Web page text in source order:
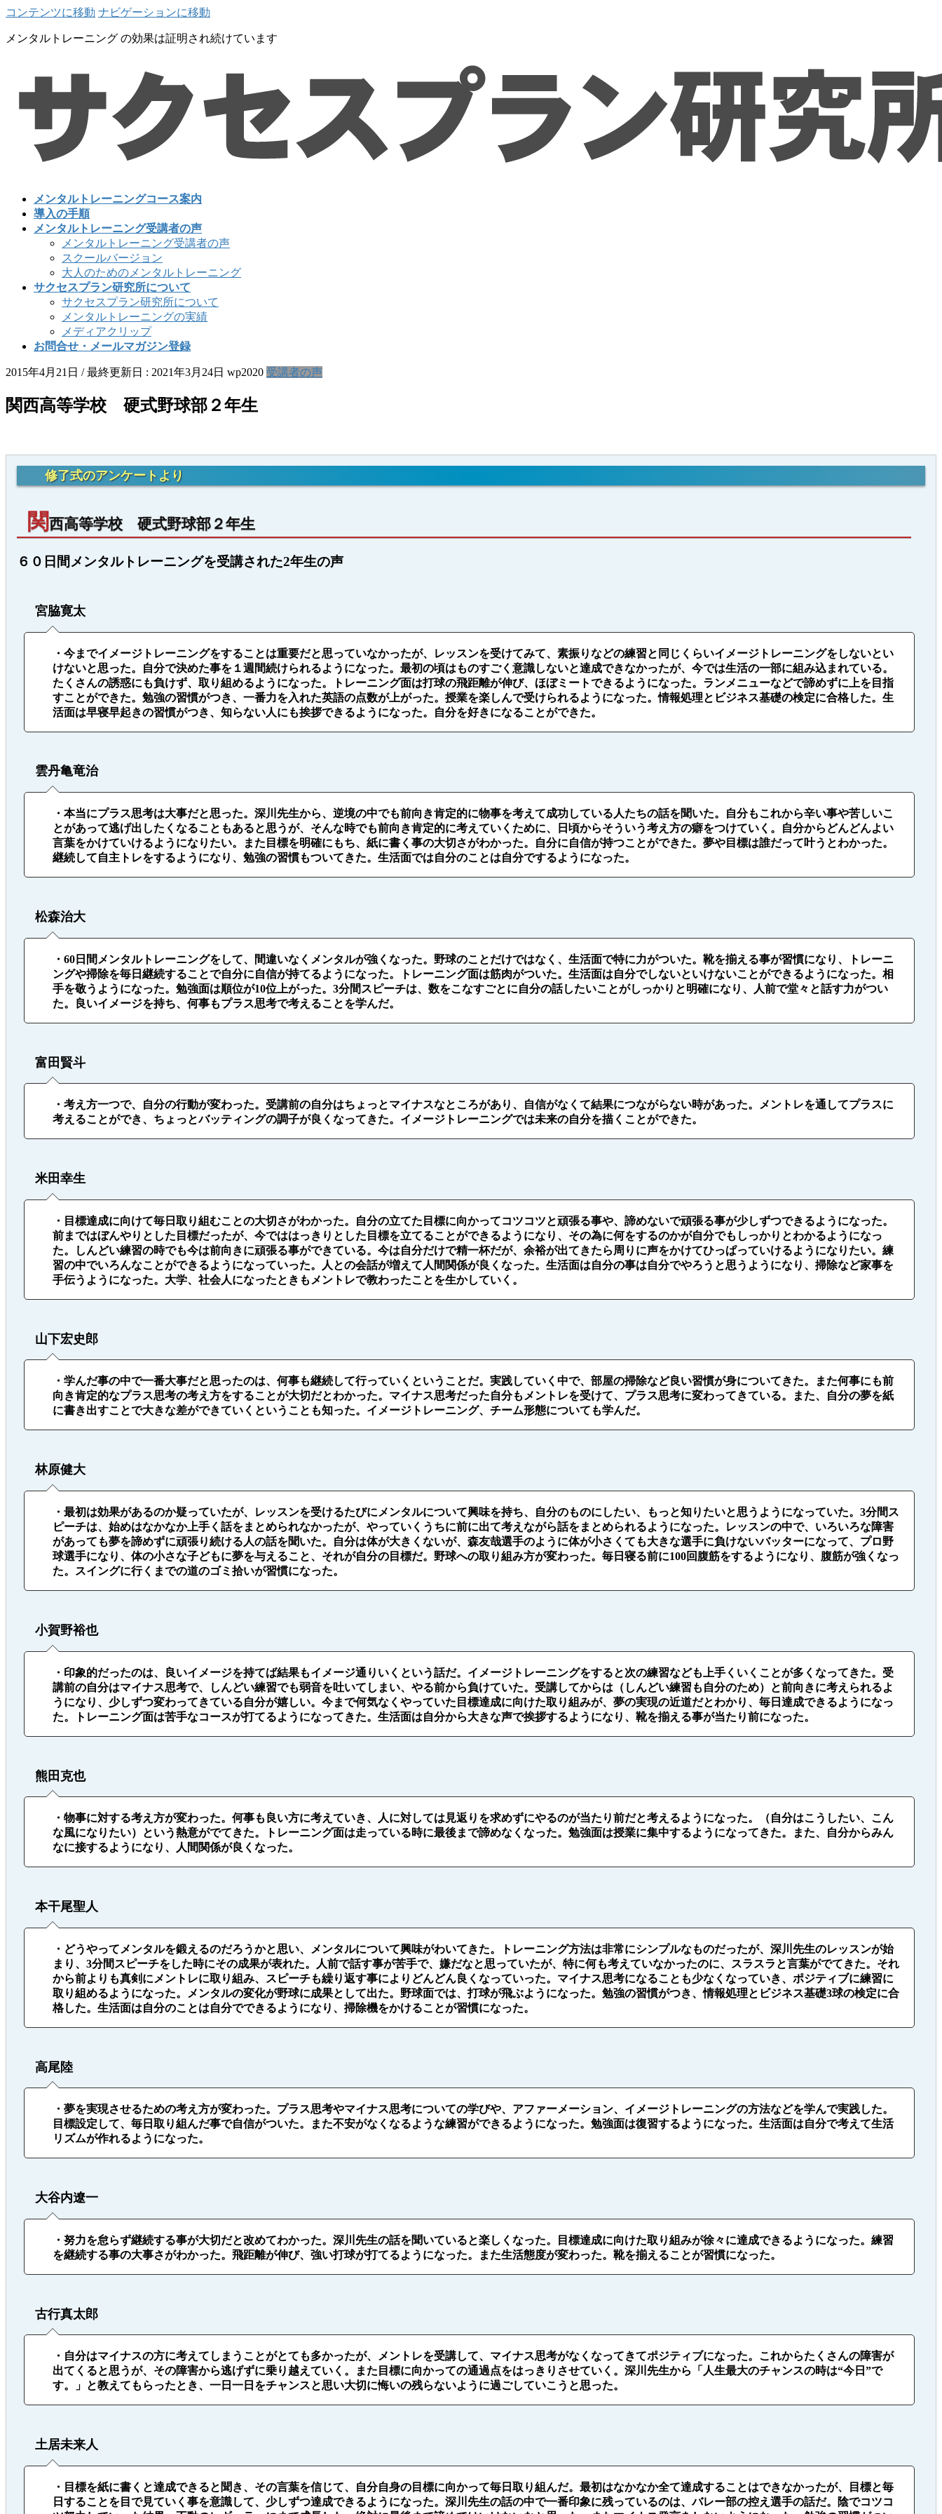
コンテンツに移動 ナビゲーションに移動
メンタルトレーニング の効果は証明され続けています
メンタルトレーニングコース案内
導入の手順
メンタルトレーニング受講者の声
メンタルトレーニング受講者の声
スクールバージョン
大人のためのメンタルトレーニング
サクセスプラン研究所について
サクセスプラン研究所について
メンタルトレーニングの実績
メディアクリップ
お問合せ・メールマガジン登録
2015年4月21日 / 最終更新日 : 2021年3月24日 wp2020 受講者の声
関西高等学校 硬式野球部２年生
修了式のアンケートより
関西高等学校 硬式野球部２年生
６０日間メンタルトレーニングを受講された2年生の声
宮脇寛太
・今までイメージトレーニングをすることは重要だと思っていなかったが、レッスンを受けてみて、素振りなどの練習と同じくらいイメージトレーニングをしないとい
けないと思った。自分で決めた事を１週間続けられるようになった。最初の頃はものすごく意識しないと達成できなかったが、今では生活の一部に組み込まれている。
たくさんの誘惑にも負けず、取り組めるようになった。トレーニング面は打球の飛距離が伸び、ほぼミートできるようになった。ランメニューなどで諦めずに上を目指
すことができた。勉強の習慣がつき、一番力を入れた英語の点数が上がった。授業を楽しんで受けられるようになった。情報処理とビジネス基礎の検定に合格した。生
活面は早寝早起きの習慣がつき、知らない人にも挨拶できるようになった。自分を好きになることができた。
雲丹亀竜治
・本当にプラス思考は大事だと思った。深川先生から、逆境の中でも前向き肯定的に物事を考えて成功している人たちの話を聞いた。自分もこれから辛い事や苦しいこ
とがあって逃げ出したくなることもあると思うが、そんな時でも前向き肯定的に考えていくために、日頃からそういう考え方の癖をつけていく。自分からどんどんよい
言葉をかけていけるようになりたい。また目標を明確にもち、紙に書く事の大切さがわかった。自分に自信が持つことができた。夢や目標は誰だって叶うとわかった。
継続して自主トレをするようになり、勉強の習慣もついてきた。生活面では自分のことは自分でするようになった。
松森治大
・60日間メンタルトレーニングをして、間違いなくメンタルが強くなった。野球のことだけではなく、生活面で特に力がついた。靴を揃える事が習慣になり、トレーニ
ングや掃除を毎日継続することで自分に自信が持てるようになった。トレーニング面は筋肉がついた。生活面は自分でしないといけないことができるようになった。相
手を敬うようになった。勉強面は順位が10位上がった。3分間スピーチは、数をこなすごとに自分の話したいことがしっかりと明確になり、人前で堂々と話す力がつい
た。良いイメージを持ち、何事もプラス思考で考えることを学んだ。
富田賢斗
・考え方一つで、自分の行動が変わった。受講前の自分はちょっとマイナスなところがあり、自信がなくて結果につながらない時があった。メントレを通してプラスに
考えることができ、ちょっとバッティングの調子が良くなってきた。イメージトレーニングでは未来の自分を描くことができた。
米田幸生
・目標達成に向けて毎日取り組むことの大切さがわかった。自分の立てた目標に向かってコツコツと頑張る事や、諦めないで頑張る事が少しずつできるようになった。
前まではぼんやりとした目標だったが、今でははっきりとした目標を立てることができるようになり、その為に何をするのかが自分でもしっかりとわかるようになっ
た。しんどい練習の時でも今は前向きに頑張る事ができている。今は自分だけで精一杯だが、余裕が出てきたら周りに声をかけてひっぱっていけるようになりたい。練
習の中でいろんなことができるようになっていった。人との会話が増えて人間関係が良くなった。生活面は自分の事は自分でやろうと思うようになり、掃除など家事を
手伝うようになった。大学、社会人になったときもメントレで教わったことを生かしていく。
山下宏史郎
・学んだ事の中で一番大事だと思ったのは、何事も継続して行っていくということだ。実践していく中で、部屋の掃除など良い習慣が身についてきた。また何事にも前
向き肯定的なプラス思考の考え方をすることが大切だとわかった。マイナス思考だった自分もメントレを受けて、プラス思考に変わってきている。また、自分の夢を紙
に書き出すことで大きな差ができていくということも知った。イメージトレーニング、チーム形態についても学んだ。
林原健大
・最初は効果があるのか疑っていたが、レッスンを受けるたびにメンタルについて興味を持ち、自分のものにしたい、もっと知りたいと思うようになっていた。3分間ス
ピーチは、始めはなかなか上手く話をまとめられなかったが、やっていくうちに前に出て考えながら話をまとめられるようになった。レッスンの中で、いろいろな障害
があっても夢を諦めずに頑張り続ける人の話を聞いた。自分は体が大きくないが、森友哉選手のように体が小さくても大きな選手に負けないバッターになって、プロ野
球選手になり、体の小さな子どもに夢を与えること、それが自分の目標だ。野球への取り組み方が変わった。毎日寝る前に100回腹筋をするようになり、腹筋が強くなっ
た。スイングに行くまでの道のゴミ拾いが習慣になった。
小賀野裕也
・印象的だったのは、良いイメージを持てば結果もイメージ通りいくという話だ。イメージトレーニングをすると次の練習なども上手くいくことが多くなってきた。受
講前の自分はマイナス思考で、しんどい練習でも弱音を吐いてしまい、やる前から負けていた。受講してからは（しんどい練習も自分のため）と前向きに考えられるよ
うになり、少しずつ変わってきている自分が嬉しい。今まで何気なくやっていた目標達成に向けた取り組みが、夢の実現の近道だとわかり、毎日達成できるようになっ
た。トレーニング面は苦手なコースが打てるようになってきた。生活面は自分から大きな声で挨拶するようになり、靴を揃える事が当たり前になった。
熊田克也
・物事に対する考え方が変わった。何事も良い方に考えていき、人に対しては見返りを求めずにやるのが当たり前だと考えるようになった。（自分はこうしたい、こん
な風になりたい）という熱意がでてきた。トレーニング面は走っている時に最後まで諦めなくなった。勉強面は授業に集中するようになってきた。また、自分からみん
なに接するようになり、人間関係が良くなった。
本干尾聖人
・どうやってメンタルを鍛えるのだろうかと思い、メンタルについて興味がわいてきた。トレーニング方法は非常にシンプルなものだったが、深川先生のレッスンが始
まり、3分間スピーチをした時にその成果が表れた。人前で話す事が苦手で、嫌だなと思っていたが、特に何も考えていなかったのに、スラスラと言葉がでてきた。それ
から前よりも真剣にメントレに取り組み、スピーチも繰り返す事によりどんどん良くなっていった。マイナス思考になることも少なくなっていき、ポジティブに練習に
取り組めるようになった。メンタルの変化が野球に成果として出た。野球面では、打球が飛ぶようになった。勉強の習慣がつき、情報処理とビジネス基礎3球の検定に合
格した。生活面は自分のことは自分でできるようになり、掃除機をかけることが習慣になった。
高尾陸
・夢を実現させるための考え方が変わった。プラス思考やマイナス思考についての学びや、アファーメーション、イメージトレーニングの方法などを学んで実践した。
目標設定して、毎日取り組んだ事で自信がついた。また不安がなくなるような練習ができるようになった。勉強面は復習するようになった。生活面は自分で考えて生活
リズムが作れるようになった。
大谷内遼一
・努力を怠らず継続する事が大切だと改めてわかった。深川先生の話を聞いていると楽しくなった。目標達成に向けた取り組みが徐々に達成できるようになった。練習
を継続する事の大事さがわかった。飛距離が伸び、強い打球が打てるようになった。また生活態度が変わった。靴を揃えることが習慣になった。
古行真太郎
・自分はマイナスの方に考えてしまうことがとても多かったが、メントレを受講して、マイナス思考がなくなってきてポジティブになった。これからたくさんの障害が
出てくると思うが、その障害から逃げずに乗り越えていく。また目標に向かっての通過点をはっきりさせていく。深川先生から「人生最大のチャンスの時は“今日”で
す。」と教えてもらったとき、一日一日をチャンスと思い大切に悔いの残らないように過ごしていこうと思った。
土居未来人
・目標を紙に書くと達成できると聞き、その言葉を信じて、自分自身の目標に向かって毎日取り組んだ。最初はなかなか全て達成することはできなかったが、目標と毎
日することを目で見ていく事を意識して、少しずつ達成できるようになった。深川先生の話の中で一番印象に残っているのは、バレー部の控え選手の話だ。陰でコツコ